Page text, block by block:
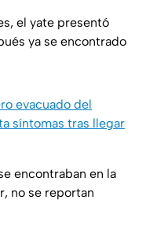
el yate presentó
ya se encontrado
evacuado del
síntomas tras llegar
encontraban en la
no se reportan